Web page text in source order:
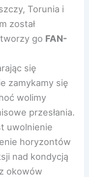
Torunia i
został
go FAN-
się
zamykamy się
wolimy
przesłania.
uwolnienie
horyzontów
nad kondycją
okowów